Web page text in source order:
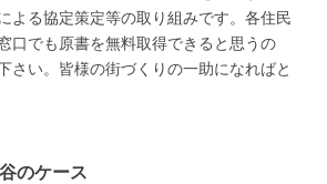
よる協定策定等の取り組みです。各住民
口でも原書を無料取得できると思うの
さい。皆様の街づくりの一助になればと
のケース